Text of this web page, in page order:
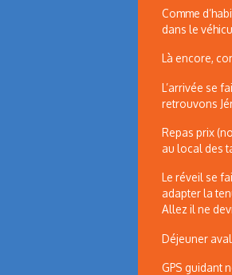
Comme
dans le
Là encore,
L’arrivée se
retrouvons
Repas prix
au local des
Le réveil se
adapter la
Allez il ne
Déjeuner
GPS guidant